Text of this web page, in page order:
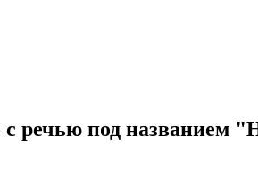
речью под названием